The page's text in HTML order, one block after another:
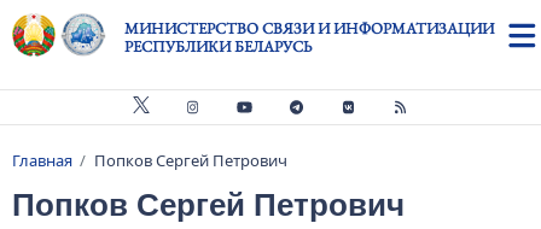
Перейти к основному содержанию
МИНИСТЕРСТВО СВЯЗИ И ИНФОРМАТИЗАЦИИ
РЕСПУБЛИКИ БЕЛАРУСЬ
Строка навигации
Главная Попков Сергей Петрович
Попков Сергей Петрович